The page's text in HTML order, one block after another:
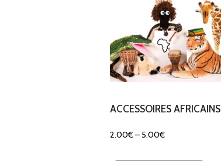
ACCESSOIRES AFRICAINS
2.00€– 5.00€